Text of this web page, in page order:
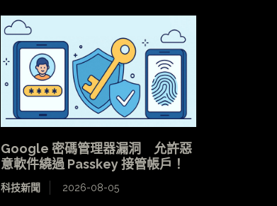
Google 密碼管理器漏洞 允許惡
意軟件繞過 Passkey 接管帳戶！
科技新聞 2026-08-05